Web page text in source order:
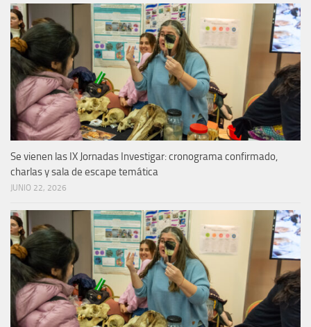
Se vienen las IX Jornadas Investigar: cronograma confirmado,
charlas y sala de escape temática
JUNIO 22, 2026